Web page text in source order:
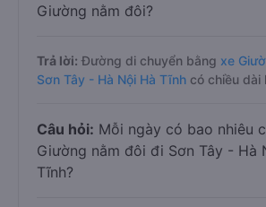
Giường nằm đôi?
Trả lời: Đường di chuyển bằng xe
Sơn Tây - Hà Nội Hà Tĩnh có chiều dài
Câu hỏi: Mỗi ngày có bao nhiêu
Giường nằm đôi đi Sơn Tây - Hà
Tĩnh?